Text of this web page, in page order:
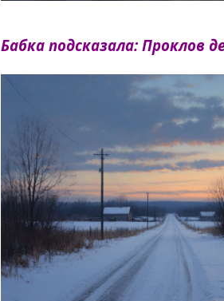
Бабка подсказала: Проклов